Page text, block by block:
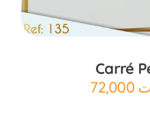
Carré
72,000